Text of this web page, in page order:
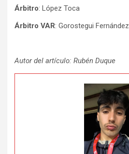
Árbitro: López Toca
Árbitro VAR: Gorostegui Fernández
Autor del artículo: Rubén Duque